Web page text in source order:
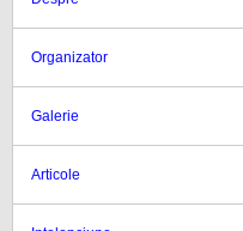
Organizator
Galerie
Articole